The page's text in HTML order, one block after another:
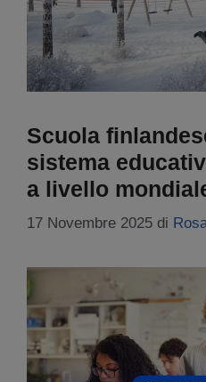
Scuola
sistema
a livello
17 Novembre 2025 di